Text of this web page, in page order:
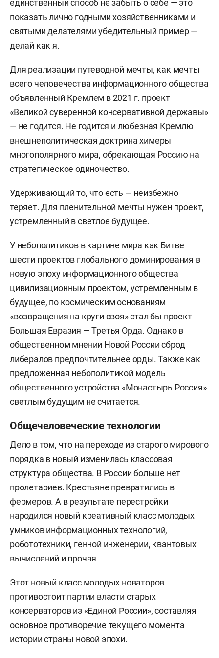
единственный способ не забыть о себе — это
показать лично годными хозяйственниками и
святыми делателями убедительный пример —
делай как я.
Для реализации путеводной мечты, как мечты
всего человечества информационного общества
объявленный Кремлем в 2021 г. проект
«Великой суверенной консервативной державы»
— не годится. Не годится и любезная Кремлю
внешнеполитическая доктрина химеры
многополярного мира, обрекающая Россию на
стратегическое одиночество.
Удерживающий то, что есть — неизбежно
теряет. Для пленительной мечты нужен проект,
устремленный в светлое будущее.
У небополитиков в картине мира как Битве
шести проектов глобального доминирования в
новую эпоху информационного общества
цивилизационным проектом, устремленным в
будущее, по космическим основаниям
«возвращения на круги своя» стал бы проект
Большая Евразия — Третья Орда. Однако в
общественном мнении Новой России сброд
либералов предпочтительнее орды. Также как
предложенная небополитикой модель
общественного устройства «Монастырь Россия»
светлым будущим не считается.
Общечеловеческие технологии
Дело в том, что на переходе из старого мирового
порядка в новый изменилась классовая
структура общества. В России больше нет
пролетариев. Крестьяне превратились в
фермеров. А в результате перестройки
народился новый креативный класс молодых
умников информационных технологий,
робототехники, генной инженерии, квантовых
вычислений и прочая.
Этот новый класс молодых новаторов
противостоит партии власти старых
консерваторов из «Единой России», составляя
основное противоречие текущего момента
истории страны новой эпохи.